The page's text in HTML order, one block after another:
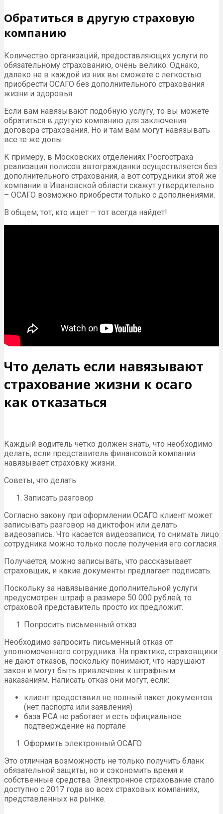
Обратиться в другую страховую
компанию
Количество организаций, предоставляющих услуги по
обязательному страхованию, очень велико. Однако,
далеко не в каждой из них вы сможете с легкостью
приобрести ОСАГО без дополнительного страхования
жизни и здоровья.
Если вам навязывают подобную услугу, то вы можете
обратиться в другую компанию для заключения
договора страхования. Но и там вам могут навязывать
все те же допы.
К примеру, в Московских отделениях Росгостраха
реализация полисов автогражданки осуществляется без
дополнительного страхования, а вот сотрудники этой же
компании в Ивановской области скажут утвердительно
– ОСАГО возможно приобрести только с дополнениями.
В общем, тот, кто ищет – тот всегда найдет!
Что делать если навязывают
страхование жизни к осаго
как отказаться
Каждый водитель четко должен знать, что необходимо
делать, если представитель финансовой компании
навязывает страховку жизни.
Советы, что делать:
Записать разговор
Согласно закону при оформлении ОСАГО клиент может
записывать разговор на диктофон или делать
видеозапись. Что касается видеозаписи, то снимать лицо
сотрудника можно только после получения его согласия.
Получается, можно записывать, что рассказывает
страховщик, и какие документы предлагает подписать.
Поскольку за навязывание дополнительной услуги
предусмотрен штраф в размере 50 000 рублей, то
страховой представитель просто их предложит.
Попросить письменный отказ
Необходимо запросить письменный отказ от
уполномоченного сотрудника. На практике, страховщики
не дают отказов, поскольку понимают, что нарушают
закон и могут быть привлечены к штрафным
наказаниям. Написать отказ они могут, если:
клиент предоставил не полный пакет документов
(нет паспорта или заявления)
база РСА не работает и есть официальное
подтверждение на портале
Оформить электронный ОСАГО
Это отличная возможность не только получить бланк
обязательной защиты, но и сэкономить время и
собственные средства. Электронное страхование стало
доступно с 2017 года во всех страховых компаниях,
представленных на рынке.